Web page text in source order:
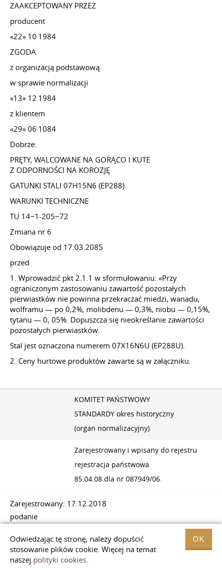
Odwiedzając tę ​​stronę, należy dopuścić
stosowanie plików cookie. Więcej na temat
naszej polityki cookies.
OK
ZAAKCEPTOWANY PRZEZ
producent
«22» 10 1984
ZGODA
z organizacją podstawową
w sprawie normalizacji
«13» 12 1984
z klientem
«29» 06 1084
Dobrze:
PRĘTY, WALCOWANE NA GORĄCO I KUTE
Z ODPORNOŚCI NA KOROZJĘ
GATUNKI STALI 07H15N6 (EP288)
WARUNKI TECHNICZNE
TU 14−1-205−72
Zmiana nr 6
Obowiązuje od 17.03.2085
przed
1. Wprowadzić pkt 2.1.1 w sformułowaniu: «Przy
ograniczonym zastosowaniu zawartość pozostałych
pierwiastków nie powinna przekraczać miedzi, wanadu,
wolframu — po 0,2%, molibdenu — 0,3%, niobu — 0,15%,
tytanu — 0, 05%. Dopuszcza się nieokreślanie zawartości
pozostałych pierwiastków.
Stal jest oznaczona numerem 07X16N6U (EP288U).
2. Ceny hurtowe produktów zawarte są w załączniku.
KOMITET PAŃSTWOWY
STANDARDY okres historyczny
(organ normalizacyjny)
Zarejestrowany i wpisany do rejestru
rejestracja państwowa
85.04.08 dla nr 087949/06.
Zarejestrowany: 17.12.2018
podanie
obrót silnika. numer 6
CENA HURTOWA